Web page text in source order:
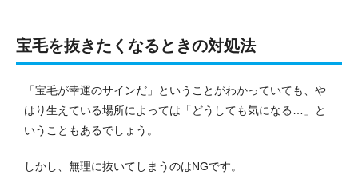
宝毛を抜きたくなるときの対処法
「宝毛が幸運のサインだ」ということがわかっていても、や
はり生えている場所によっては「どうしても気になる…」と
いうこともあるでしょう。
しかし、無理に抜いてしまうのはNGです。